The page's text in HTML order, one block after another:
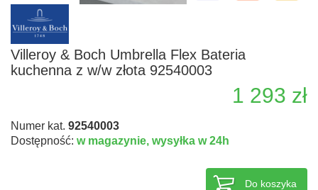
Villeroy & Boch Umbrella Flex Bateria
kuchenna z w/w złota 92540003
1 293 zł
Numer kat. 92540003
Dostępność: w magazynie, wysyłka w 24h
Do koszyka